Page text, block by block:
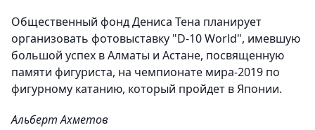
Общественный фонд Дениса Тена планирует
организовать фотовыставку "D-10 World", имевшую
большой успех в Алматы и Астане, посвященную
памяти фигуриста, на чемпионате мира-2019 по
фигурному катанию, который пройдет в Японии.
Альберт Ахметов